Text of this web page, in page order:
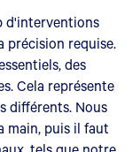
d'interventions
précision requise.
des
Cela représente
différents. Nous
main, puis il faut